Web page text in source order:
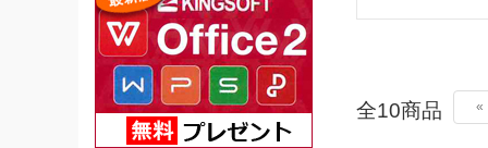
全10商品 «